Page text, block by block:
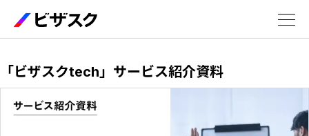
エキスパート
「ビザスクtech」サービス紹介資料